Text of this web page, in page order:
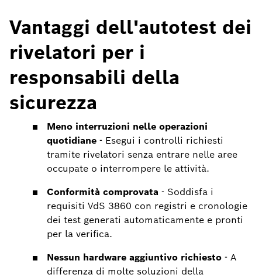
Vantaggi dell'autotest dei
rivelatori per i
responsabili della
sicurezza
Meno interruzioni nelle operazioni
quotidiane - Esegui i controlli richiesti
tramite rivelatori senza entrare nelle aree
occupate o interrompere le attività.
Conformità comprovata - Soddisfa i
requisiti VdS 3860 con registri e cronologie
dei test generati automaticamente e pronti
per la verifica.
Nessun hardware aggiuntivo richiesto - A
differenza di molte soluzioni della